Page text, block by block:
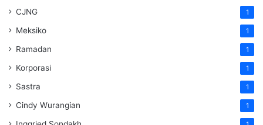
CJNG 1
Meksiko 1
Ramadan 1
Korporasi 1
Sastra 1
Cindy Wurangian 1